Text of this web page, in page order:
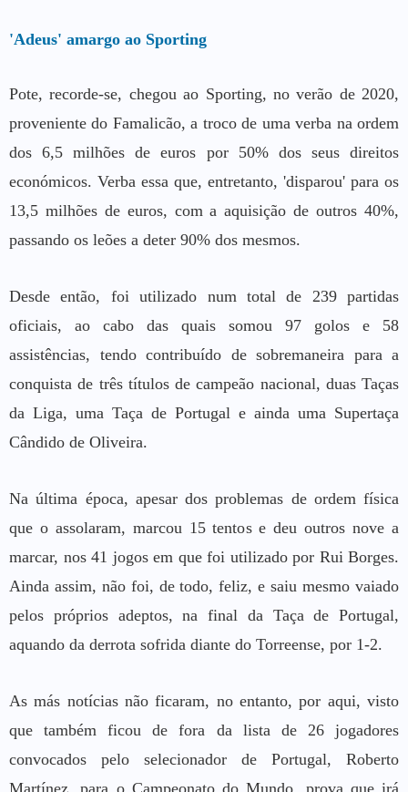
'Adeus' amargo ao Sporting
Pote, recorde-se, chegou ao Sporting, no verão de 2020,
proveniente do Famalicão, a troco de uma verba na ordem
dos 6,5 milhões de euros por 50% dos seus direitos
económicos. Verba essa que, entretanto, 'disparou' para os
13,5 milhões de euros, com a aquisição de outros 40%,
passando os leões a deter 90% dos mesmos.
Desde então, foi utilizado num total de 239 partidas
oficiais, ao cabo das quais somou 97 golos e 58
assistências, tendo contribuído de sobremaneira para a
conquista de três títulos de campeão nacional, duas Taças
da Liga, uma Taça de Portugal e ainda uma Supertaça
Cândido de Oliveira.
Na última época, apesar dos problemas de ordem física
que o assolaram, marcou 15 tentos e deu outros nove a
marcar, nos 41 jogos em que foi utilizado por Rui Borges.
Ainda assim, não foi, de todo, feliz, e saiu mesmo vaiado
pelos próprios adeptos, na final da Taça de Portugal,
aquando da derrota sofrida diante do Torreense, por 1-2.
As más notícias não ficaram, no entanto, por aqui, visto
que também ficou de fora da lista de 26 jogadores
convocados pelo selecionador de Portugal, Roberto
Martínez, para o Campeonato do Mundo, prova que irá